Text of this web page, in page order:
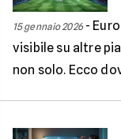
15 gennaio 2026-
visibile su altre
non solo. Ecco